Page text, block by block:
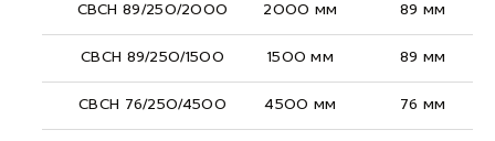
СВСН 89/250/2000 2000 мм 89 мм
СВСН 89/250/1500 1500 мм 89 мм
СВСН 76/250/4500 4500 мм 76 мм